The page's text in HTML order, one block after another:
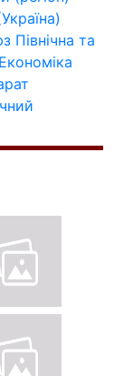
Північна та
Економіка